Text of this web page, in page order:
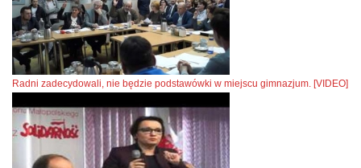
Radni zadecydowali, nie będzie podstawówki w miejscu gimnazjum. [VIDEO]